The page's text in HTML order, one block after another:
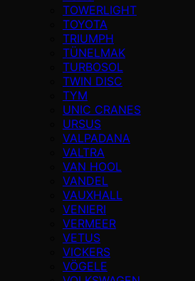
TOWERLIGHT
TOYOTA
TRIUMPH
TÜNELMAK
TURBOSOL
TWIN DISC
TYM
UNIC CRANES
URSUS
VALPADANA
VALTRA
VAN HOOL
VANDEL
VAUXHALL
VENIERI
VERMEER
VETUS
VICKERS
VÖGELE